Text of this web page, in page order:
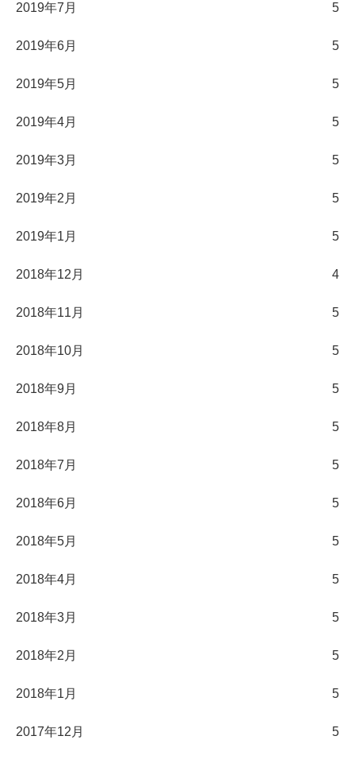
2019年7月 5
2019年6月 5
2019年5月 5
2019年4月 5
2019年3月 5
2019年2月 5
2019年1月 5
2018年12月 4
2018年11月 5
2018年10月 5
2018年9月 5
2018年8月 5
2018年7月 5
2018年6月 5
2018年5月 5
2018年4月 5
2018年3月 5
2018年2月 5
2018年1月 5
2017年12月 5